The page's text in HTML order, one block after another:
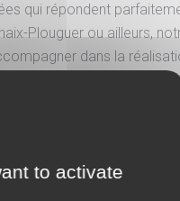
qui répondent
Plouguer ou ailleurs,
dans la
CONTACTEZ
to activate